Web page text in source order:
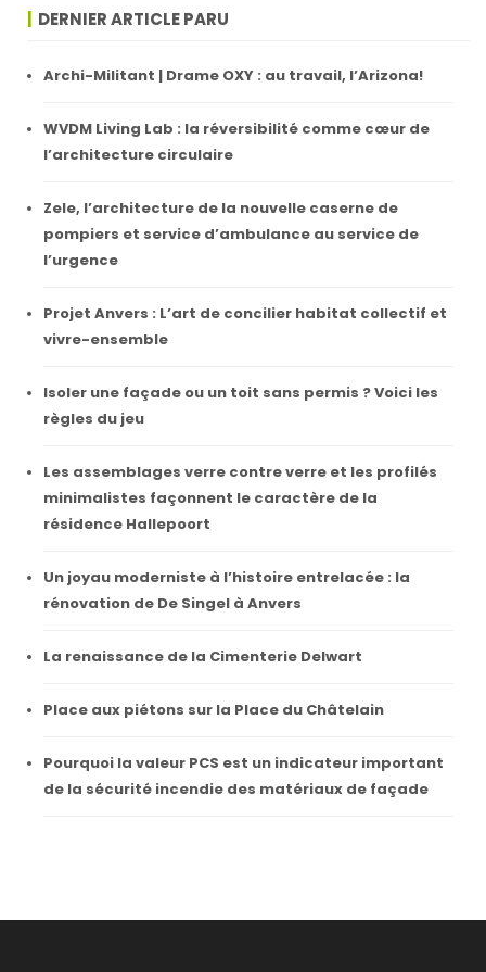
DERNIER ARTICLE PARU
Archi-Militant | Drame OXY : au travail, l’Arizona!
WVDM Living Lab : la réversibilité comme cœur de
l’architecture circulaire
Zele, l’architecture de la nouvelle caserne de
pompiers et service d’ambulance au service de
l’urgence
Projet Anvers : L’art de concilier habitat collectif et
vivre-ensemble
Isoler une façade ou un toit sans permis ? Voici les
règles du jeu
Les assemblages verre contre verre et les profilés
minimalistes façonnent le caractère de la
résidence Hallepoort
Un joyau moderniste à l’histoire entrelacée : la
rénovation de De Singel à Anvers
La renaissance de la Cimenterie Delwart
Place aux piétons sur la Place du Châtelain
Pourquoi la valeur PCS est un indicateur important
de la sécurité incendie des matériaux de façade